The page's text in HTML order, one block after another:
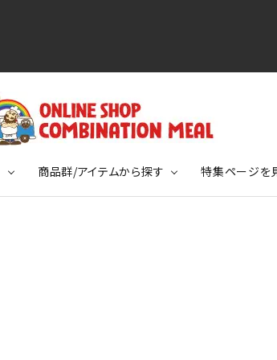
商品群/アイテムから探す 特集ページを